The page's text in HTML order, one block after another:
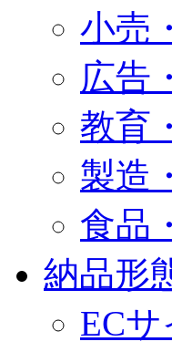
小売
広告
教育
製造
食品
納品形
EC